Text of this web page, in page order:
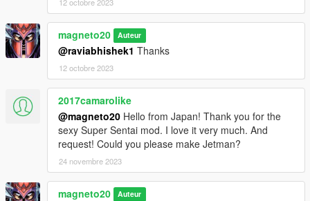
magneto20 Auteur
@raviabhishek1 Thanks
12 octobre 2023
2017camarolike
@magneto20 Hello from Japan! Thank you for the
sexy Super Sentai mod. I love it very much. And
request! Could you please make Jetman?
24 novembre 2023
magneto20 Auteur